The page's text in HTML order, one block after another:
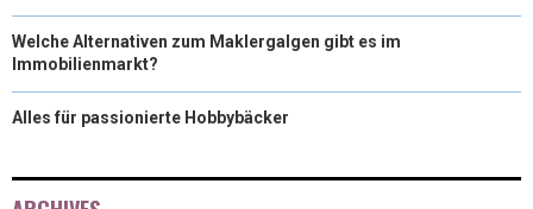
Welche Alternativen zum Maklergalgen gibt es im
Immobilienmarkt?
Alles für passionierte Hobbybäcker